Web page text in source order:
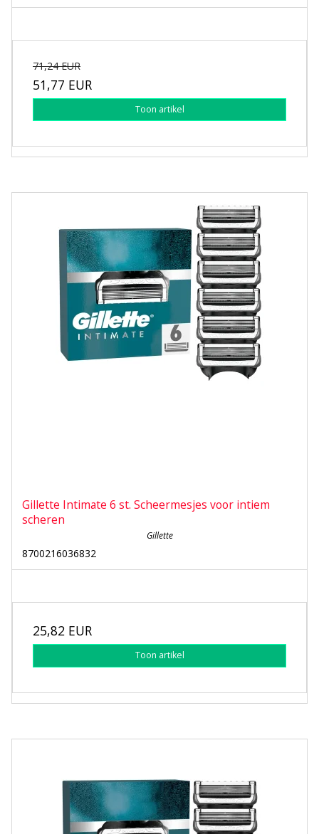
71,24 EUR
51,77 EUR
Toon artikel
Gillette Intimate 6 st. Scheermesjes voor intiem
scheren
Gillette
8700216036832
25,82 EUR
Toon artikel